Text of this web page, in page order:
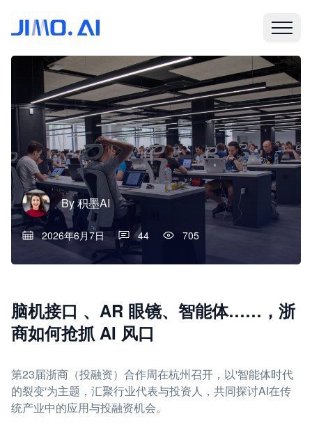
By积墨AI
2026年6月7日 44 705
脑机接口 、AR 眼镜、智能体……，浙
商如何抢抓 AI 风口
第23届浙商（投融资）合作周在杭州召开，以'智能体时代
的裂变'为主题，汇聚行业代表与投资人，共同探讨AI在传
统产业中的应用与投融资机会。